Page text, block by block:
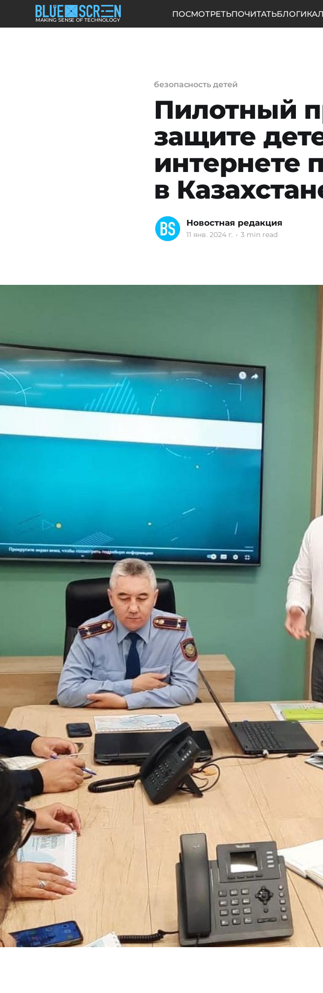
MAKING SENSE OF TECHNOLOGY
ПОСМОТРЕТЬПОЧИТАТЬБЛОГИ
безопасность детей
Пилотный
защите
интернете
в
Новостная редакция
11 янв. 2024 г. • 3 min read